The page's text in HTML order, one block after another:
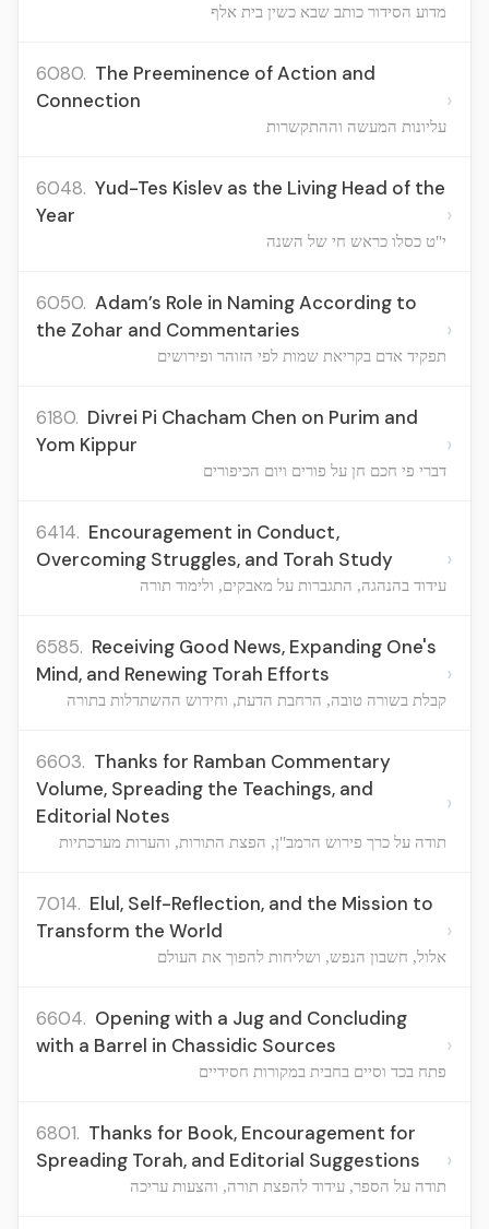
מדוע הסידור כותב שבא כשין בית אלף
6080. The Preeminence of Action and
Connection
עליונות המעשה וההתקשרות
›
6048. Yud-Tes Kislev as the Living Head of the
Year
י"ט כסלו כראש חי של השנה
›
6050. Adam’s Role in Naming According to
the Zohar and Commentaries
תפקיד אדם בקריאת שמות לפי הזוהר ופירושים
›
6180. Divrei Pi Chacham Chen on Purim and
Yom Kippur
דברי פי חכם חן על פורים ויום הכיפורים
›
6414. Encouragement in Conduct,
Overcoming Struggles, and Torah Study
עידוד בהנהגה, התגברות על מאבקים, ולימוד תורה
›
6585. Receiving Good News, Expanding One's
Mind, and Renewing Torah Efforts
קבלת בשורה טובה, הרחבת הדעת, וחידוש ההשתדלות בתורה
›
6603. Thanks for Ramban Commentary
Volume, Spreading the Teachings, and
Editorial Notes
תודה על כרך פירוש הרמב"ן, הפצת התורות, והערות מערכתיות
›
7014. Elul, Self-Reflection, and the Mission to
Transform the World
אלול, חשבון הנפש, ושליחות להפוך את העולם
›
6604. Opening with a Jug and Concluding
with a Barrel in Chassidic Sources
פתח בכד וסיים בחבית במקורות חסידיים
›
6801. Thanks for Book, Encouragement for
Spreading Torah, and Editorial Suggestions
תודה על הספר, עידוד להפצת תורה, והצעות עריכה
›